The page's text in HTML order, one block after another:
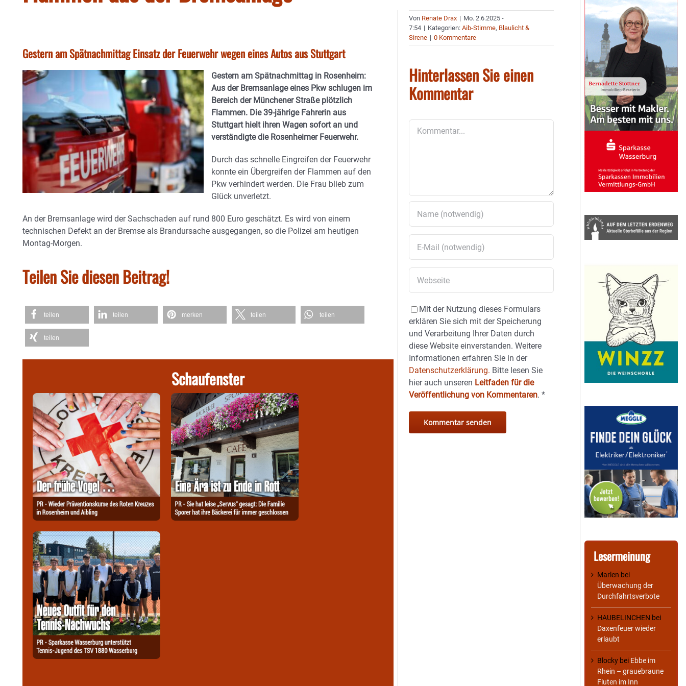
Gestern am Spätnachmittag Einsatz der Feuerwehr wegen eines Autos aus Stuttgart
Gestern am Spätnachmittag in Rosenheim:
Aus der Bremsanlage eines Pkw schlugen im
Bereich der Münchener Straße plötzlich
Flammen. Die 39-jährige Fahrerin aus
Stuttgart hielt ihren Wagen sofort an und
verständigte die Rosenheimer Feuerwehr.
Durch das schnelle Eingreifen der Feuerwehr
konnte ein Übergreifen der Flammen auf den
Pkw verhindert werden. Die Frau blieb zum
Glück unverletzt.
An der Bremsanlage wird der Sachschaden auf rund 800 Euro geschätzt. Es wird von einem
technischen Defekt an der Bremse als Brandursache ausgegangen, so die Polizei am heutigen
Montag-Morgen.
Teilen Sie diesen Beitrag!
teilen teilen merken teilen teilen
teilen
Schaufenster
Von Renate Drax | Mo. 2.6.2025 -
7:54 | Kategorien:Aib-Stimme, Blaulicht &
Sirene | 0 Kommentare
Hinterlassen Sie einen
Kommentar
Mit der Nutzung dieses Formulars
erklären Sie sich mit der Speicherung
und Verarbeitung Ihrer Daten durch
diese Website einverstanden. Weitere
Informationen erfahren Sie in der
Datenschutzerklärung. Bitte lesen Sie
hier auch unseren Leitfaden für die
Veröffentlichung von Kommentaren.*
Lesermeinung
Marlen bei
Überwachung der
Durchfahrtsverbote
HAUBELINCHEN bei
Daxenfeuer wieder
erlaubt
Blocky bei Ebbe im
Rhein – grauebraune
Fluten im Inn